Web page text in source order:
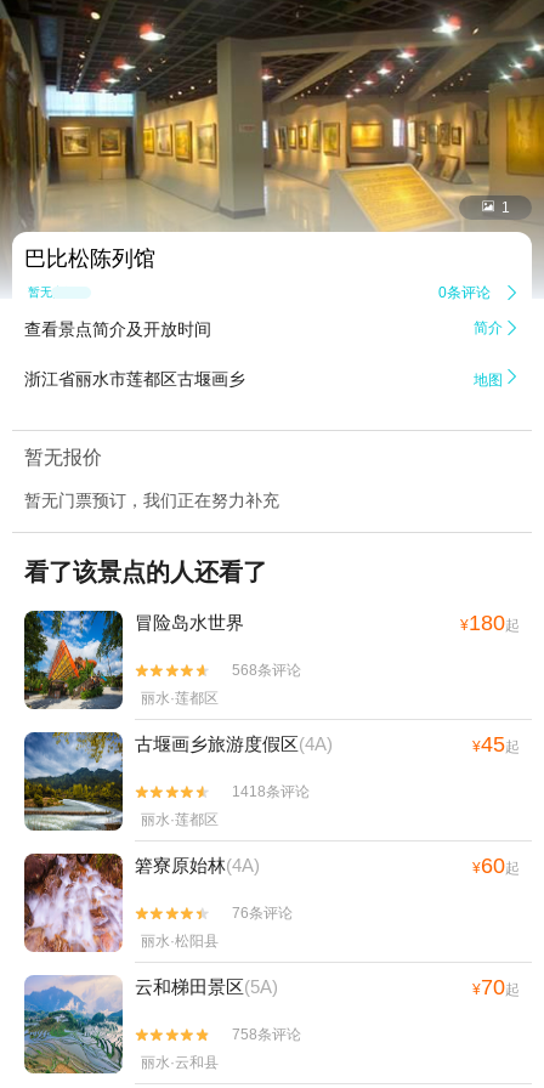
 1
巴比松陈列馆
暂无点评 0条评论 
查看景点简介及开放时间 简介 
浙江省丽水市莲都区古堰画乡 地图 
暂无报价
暂无门票预订，我们正在努力补充
看了该景点的人还看了
冒险岛水世界 ¥180起


568条评论
丽水·莲都区
古堰画乡旅游度假区(4A) ¥45起


1418条评论
丽水·莲都区
箬寮原始林(4A) ¥60起


76条评论
丽水·松阳县
云和梯田景区(5A) ¥70起


758条评论
丽水·云和县
